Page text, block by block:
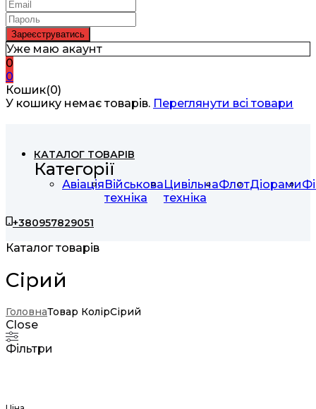
Уже маю акаунт
0
0
Кошик(0)
У кошику немає товарів. Переглянути всі товари
КАТАЛОГ ТОВАРІВ
Категорії
АвіаціяВійськова
техніка
Цивільна
техніка
ФлотДіорами
+380957829051
Каталог товарів
Сірий
ГоловнаТовар КолірСірий
Close
Фільтри